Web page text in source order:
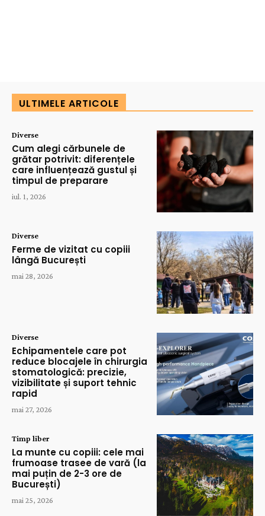
ULTIMELE ARTICOLE
Diverse
Cum alegi cărbunele de
grătar potrivit: diferențele
care influențează gustul și
timpul de preparare
iul. 1, 2026
Diverse
Ferme de vizitat cu copiii
lângă București
mai 28, 2026
Diverse
Echipamentele care pot
reduce blocajele în chirurgia
stomatologică: precizie,
vizibilitate și suport tehnic
rapid
mai 27, 2026
Timp liber
La munte cu copiii: cele mai
frumoase trasee de vară (la
mai puțin de 2-3 ore de
București)
mai 25, 2026